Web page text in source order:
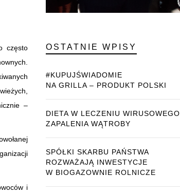
często
–
i
OSTATNIE WPISY
#KUPUJŚWIADOMIE
NA GRILLA – PRODUKT POLSKI
DIETA W LECZENIU WIRUSOWEGO
ZAPALENIA WĄTROBY
SPÓŁKI SKARBU PAŃSTWA
ROZWAŻAJĄ INWESTYCJE
W BIOGAZOWNIE ROLNICZE